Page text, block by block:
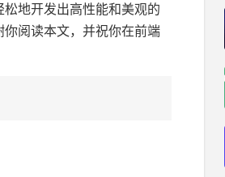
地开发出高性能和美观的
阅读本文，并祝你在前端